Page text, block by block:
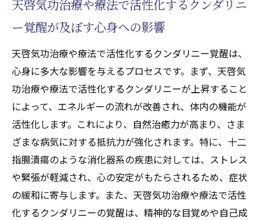
天啓気功治療や療法で活性化するクンダリニ
ー覚醒が及ぼす心身への影響
天啓気功治療や療法で活性化するクンダリニー覚醒は、
心身に多大な影響を与えるプロセスです。まず、天啓気
功治療や療法で活性化するクンダリニーが上昇すること
によって、エネルギーの流れが改善され、体内の機能が
活性化します。これにより、自然治癒力が高まり、さま
ざまな病気に対する抵抗力が強化されます。特に、十二
指腸潰瘍のような消化器系の疾患に対しては、ストレス
や緊張が軽減され、心の安定がもたらされるため、症状
の緩和に寄与します。また、天啓気功治療や療法で活性
化するクンダリニーの覚醒は、精神的な目覚めや自己成